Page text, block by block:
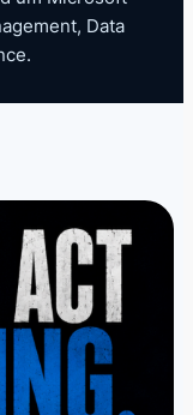
Data